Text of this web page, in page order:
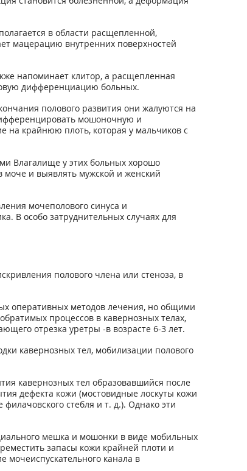
в области расщепленной,
мацерацию внутренних поверхностей
напоминает клитор, а расщепленная
дифференциацию больных.
полового развития они жалуются на
мошоночную и
на крайнюю плоть, которая у мальчиков с
Влагалище у этих больных хорошо
моче и выявлять мужской и женский
мочеполового синуса и
В особо затруднительных случаях для
полового члена или стеноза, в
оперативных методов лечения, но общими
процессов в кавернозных телах,
отрезка уретры -в возрасте 6-3 лет.
кавернозных тел, мобилизации полового
кавернозных тел образовавшийся после
дефекта кожи (мостовидные лоскуты кожи
стебля и т. д.). Однако эти
мешка и мошонки в виде мобильных
запасы кожи крайней плоти и
канала в